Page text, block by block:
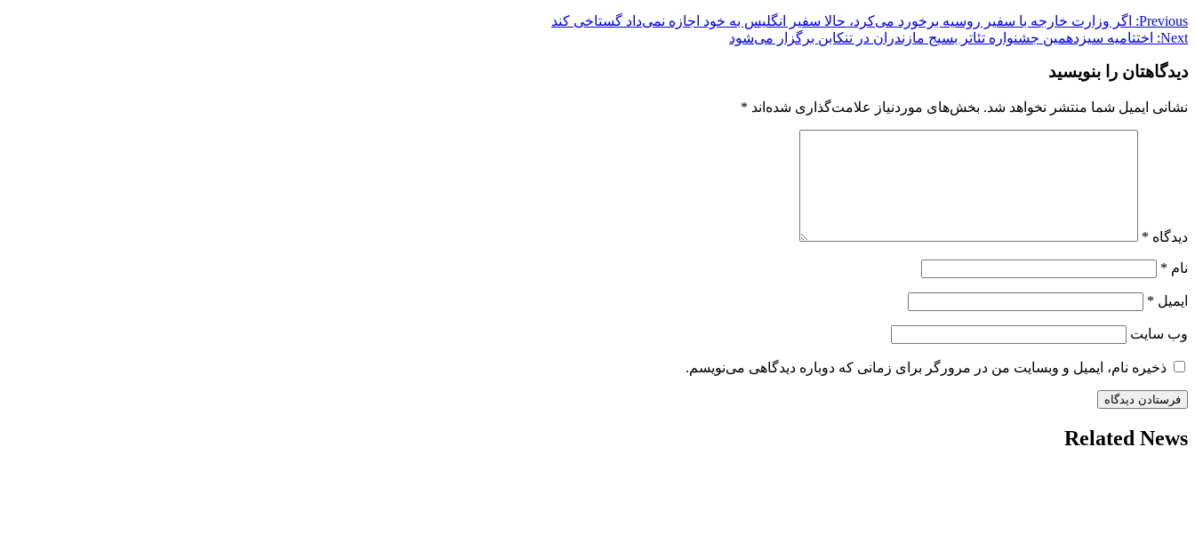
Previous:
اگر وزارت خارجه با سفیر روسیه برخورد می‌کرد، حالا سفیر انگلیس به خود اجازه نمی‌داد گستاخی کند
Next:
اختتامیه سیزدهمین جشنواره تئاتر بسیج مازندران در تنکابن برگزار می‌شود
دیدگاهتان را بنویسید
نشانی ایمیل شما منتشر نخواهد شد. بخش‌های موردنیاز علامت‌گذاری شده‌اند *
دیدگاه *
نام *
ایمیل *
وب‌ سایت
ذخیره نام، ایمیل و وبسایت من در مرورگر برای زمانی که دوباره دیدگاهی می‌نویسم.
Related News